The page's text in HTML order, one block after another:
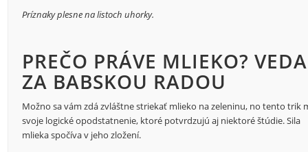
Príznaky plesne na listoch uhorky.
PREČO PRÁVE MLIEKO? VEDA
ZA BABSKOU RADOU
Možno sa vám zdá zvláštne striekať mlieko na zeleninu, no tento trik
svoje logické opodstatnenie, ktoré potvrdzujú aj niektoré štúdie. Sila
mlieka spočíva v jeho zložení.